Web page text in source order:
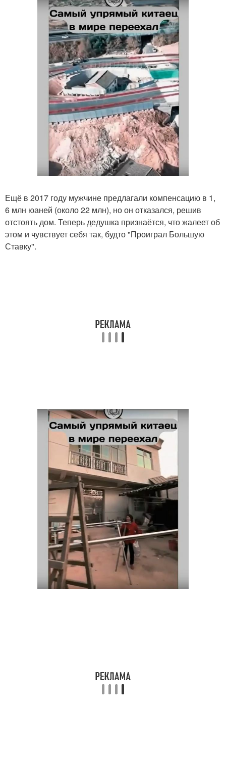
Ещё в 2017 году мужчине предлагали компенсацию в 1,
6 млн юаней (около 22 млн), но он отказался, решив
отстоять дом. Теперь дедушка признаётся, что жалеет об
этом и чувствует себя так, будто "Проиграл Большую
Ставку".